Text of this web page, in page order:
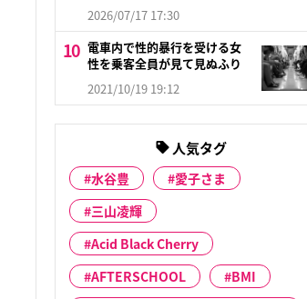
2026/07/17 17:30
電車内で性的暴行を受ける女
性を乗客全員が見て見ぬふり
2021/10/19 19:12
人気タグ
水谷豊
愛子さま
三山凌輝
Acid Black Cherry
AFTERSCHOOL
BMI